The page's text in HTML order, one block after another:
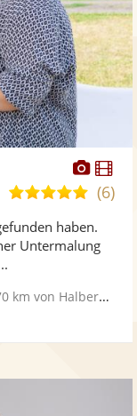
Fotos
5,0
5
Sternen
(6)
haben.
Untermalung
km von Halberstadt